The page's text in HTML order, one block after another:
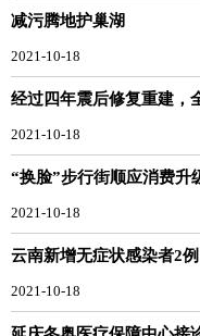
减污腾地护巢湖
2021-10-18
经过四年震后修复重建
2021-10-18
“换脸”步行街顺应消费升
2021-10-18
云南新增无症状感染者2
2021-10-18